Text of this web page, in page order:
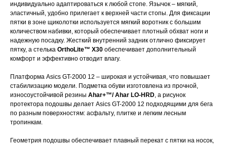
индивидуально адаптироваться к любой стопе. Язычок – мягкий,
эластичный, удобно прилегает к верхней части стопы. Для фиксации
пятки в зоне щиколотки используется мягкий воротник с большим
количеством набивки, который обеспечивает плотный обхват ноги и
надежную посадку. Жесткий внутренний задник отлично фиксирует
пятку, а стелька OrthoLite™ X30 обеспечивает дополнительный
комфорт и эффективно отводит влагу.
Платформа Asics GT-2000 12 – широкая и устойчивая, что повышает
стабилизацию модели. Подметка обуви изготовлена из прочной,
износоустойчивой резины Ahar+™/ Ahar LO-HRD, а рисунок
протектора подошвы делает Asics GT-2000 12 подходящими для бега
по разным поверхностям: асфальту, плитке и легким лесным
тропинкам.
Геометрия подошвы обеспечивает плавный перекат с пятки на носок,
Покупателям
Контакты